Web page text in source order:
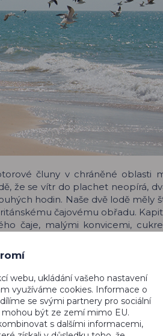
čluny v chráněné oblasti
že se vítr do plachet neopírá,
hodin. Naše dvě lodě měly
čajovému obřadu.
čaje, malými konvicemi,
minut a jeho výsledkem byla
na malé espresso. Místní této
třiceti minutách přišla na řadu
„láskou“, protože je podle
říkají “ žena“, důvod je
panorama se otevřelo
a všichni na jednom místě.
kde nás už čekal šéfkuchař
webu, ukládání vašeho nastavení
využíváme cookies. Informace o
se svými partnery pro sociální
mohou být ze zemí mimo EU.
s dalšími informacemi,